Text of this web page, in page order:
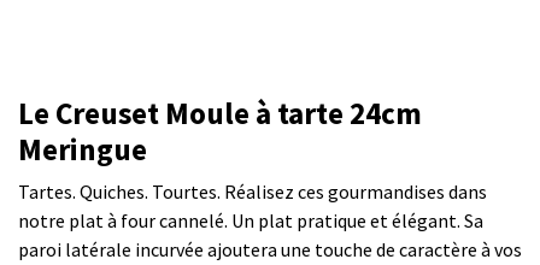
Le Creuset Moule à tarte 24cm
Meringue
Tartes. Quiches. Tourtes. Réalisez ces gourmandises dans
notre plat à four cannelé. Un plat pratique et élégant. Sa
paroi latérale incurvée ajoutera une touche de caractère à vos